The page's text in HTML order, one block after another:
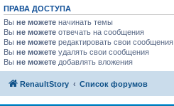
ПРАВА ДОСТУПА
Вы не можете начинать темы
Вы не можете отвечать на сообщения
Вы не можете редактировать свои сообщения
Вы не можете удалять свои сообщения
Вы не можете добавлять вложения
RenaultStory Список форумов